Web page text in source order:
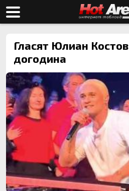
Гласят Юлиан
догодина